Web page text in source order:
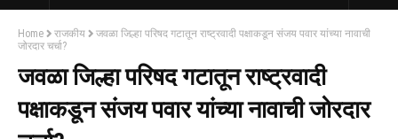
Home राजकीय
जवळा जिल्हा परिषद गटातून राष्ट्रवादी पक्षाकडून संजय पवार यांच्या नावाची
जोरदार चर्चा?
जवळा जिल्हा परिषद गटातून राष्ट्रवादी
पक्षाकडून संजय पवार यांच्या नावाची जोरदार